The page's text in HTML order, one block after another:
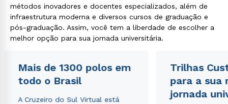
métodos inovadores e docentes especializados, além de
infraestrutura moderna e diversos cursos de graduação e
pós-graduação. Assim, você tem a liberdade de escolher a
melhor opção para sua jornada universitária.
Mais de 1300 polos em
todo o Brasil
A Cruzeiro do Sul Virtual está
Trilhas
para a sua
jornada
envio de conteúdos da Cruzeiro do Sul.